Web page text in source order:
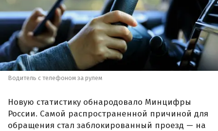
Водитель с телефоном за рулем
Новую статистику обнародовало Минцифры
России. Самой распространенной причиной для
обращения стал заблокированный проезд — на